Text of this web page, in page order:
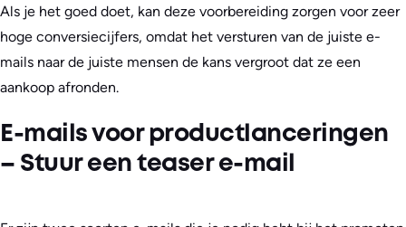
Als je het goed doet, kan deze voorbereiding zorgen voor zeer
hoge conversiecijfers, omdat het versturen van de juiste e-
mails naar de juiste mensen de kans vergroot dat ze een
aankoop afronden.
E-mails voor productlanceringen
– Stuur een teaser e-mail